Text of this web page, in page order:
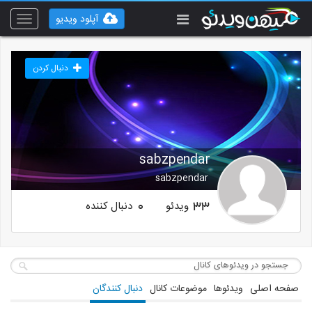
Toggle
آپلود ویدیو
sabzpendar
sabzpendar
دنبال کردن
33 ویدئو 0 دنبال کننده
صفحه اصلی ویدئوها موضوعات کانال دنبال کنندگان